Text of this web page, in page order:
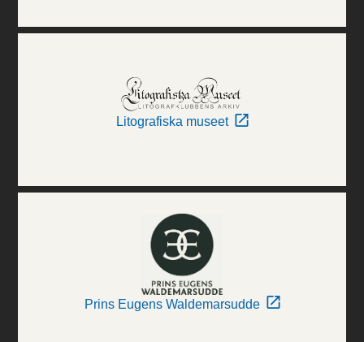
Litografiska museet
Prins Eugens Waldemarsudde